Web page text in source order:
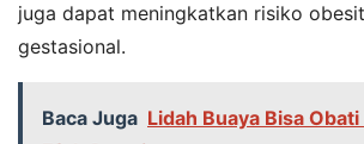
juga dapat meningkatkan risiko
gestasional.
Baca Juga Lidah Buaya Bisa